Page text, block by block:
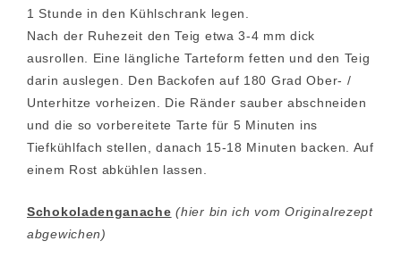
1 Stunde in den Kühlschrank legen.
Nach der Ruhezeit den Teig etwa 3-4 mm dick
ausrollen. Eine längliche Tarteform fetten und den Teig
darin auslegen. Den Backofen auf 180 Grad Ober- /
Unterhitze vorheizen. Die Ränder sauber abschneiden
und die so vorbereitete Tarte für 5 Minuten ins
Tiefkühlfach stellen, danach 15-18 Minuten backen. Auf
einem Rost abkühlen lassen.
Schokoladenganache (hier bin ich vom Originalrezept
abgewichen)